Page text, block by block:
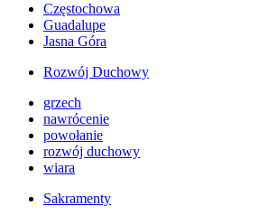
Częstochowa
Guadalupe
Jasna Góra
Rozwój Duchowy
grzech
nawrócenie
powołanie
rozwój duchowy
wiara
Sakramenty